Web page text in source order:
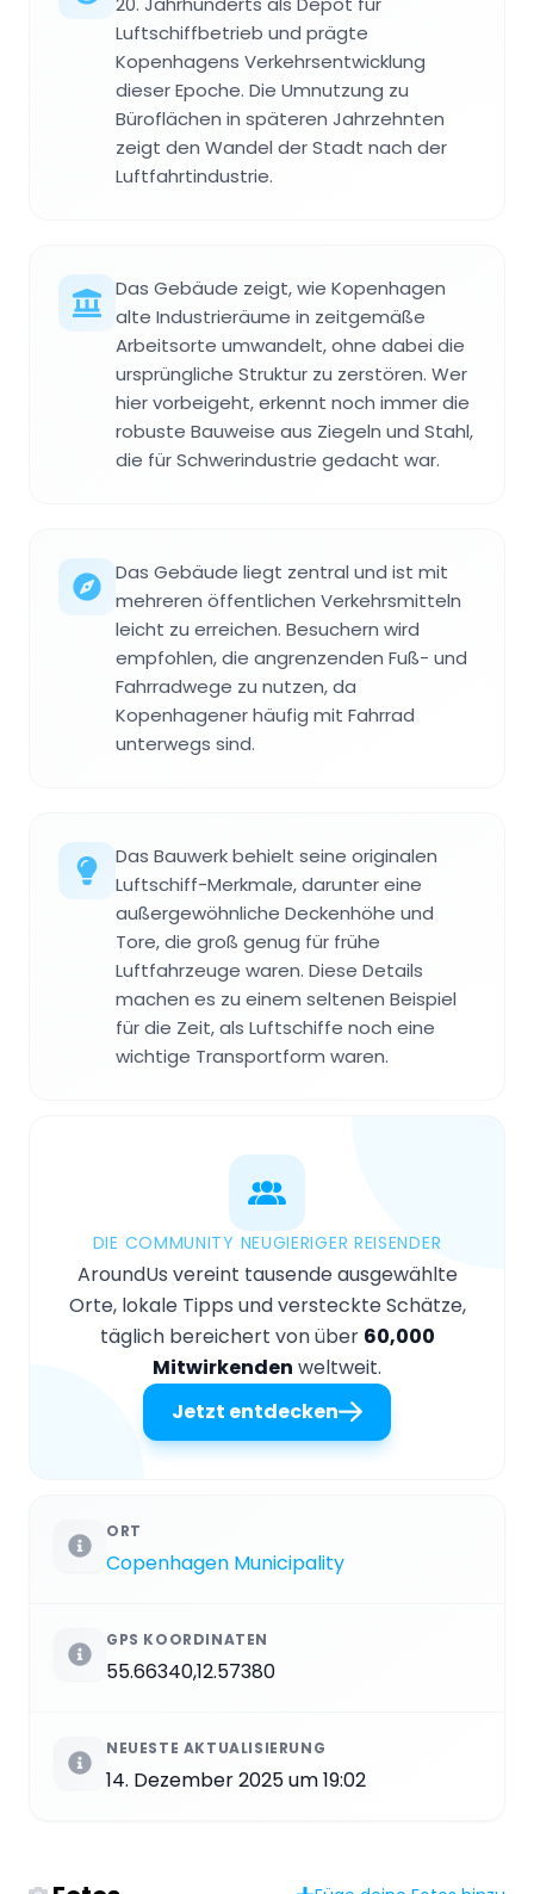
Luftschiffbetrieb und prägte
Kopenhagens Verkehrsentwicklung
dieser Epoche. Die Umnutzung zu
Büroflächen in späteren Jahrzehnten
zeigt den Wandel der Stadt nach der
Luftfahrtindustrie.
Das Gebäude zeigt, wie Kopenhagen
alte Industrieräume in zeitgemäße
Arbeitsorte umwandelt, ohne dabei die
ursprüngliche Struktur zu zerstören. Wer
hier vorbeigeht, erkennt noch immer die
robuste Bauweise aus Ziegeln und Stahl,
die für Schwerindustrie gedacht war.
Das Gebäude liegt zentral und ist mit
mehreren öffentlichen Verkehrsmitteln
leicht zu erreichen. Besuchern wird
empfohlen, die angrenzenden Fuß- und
Fahrradwege zu nutzen, da
Kopenhagener häufig mit Fahrrad
unterwegs sind.
Das Bauwerk behielt seine originalen
Luftschiff-Merkmale, darunter eine
außergewöhnliche Deckenhöhe und
Tore, die groß genug für frühe
Luftfahrzeuge waren. Diese Details
machen es zu einem seltenen Beispiel
für die Zeit, als Luftschiffe noch eine
wichtige Transportform waren.
DIE COMMUNITY NEUGIERIGER REISENDER
AroundUs vereint tausende ausgewählte
Orte, lokale Tipps und versteckte Schätze,
täglich bereichert von über 60,000
Mitwirkenden weltweit.
Jetzt entdecken
ORT
Copenhagen Municipality
GPS KOORDINATEN
55.66340,12.57380
NEUESTE AKTUALISIERUNG
14. Dezember 2025 um 19:02